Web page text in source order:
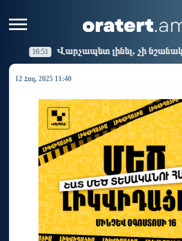
լինել, չի նշանակում ինչ ուզել անել
12 Հուլ, 2025 11:40